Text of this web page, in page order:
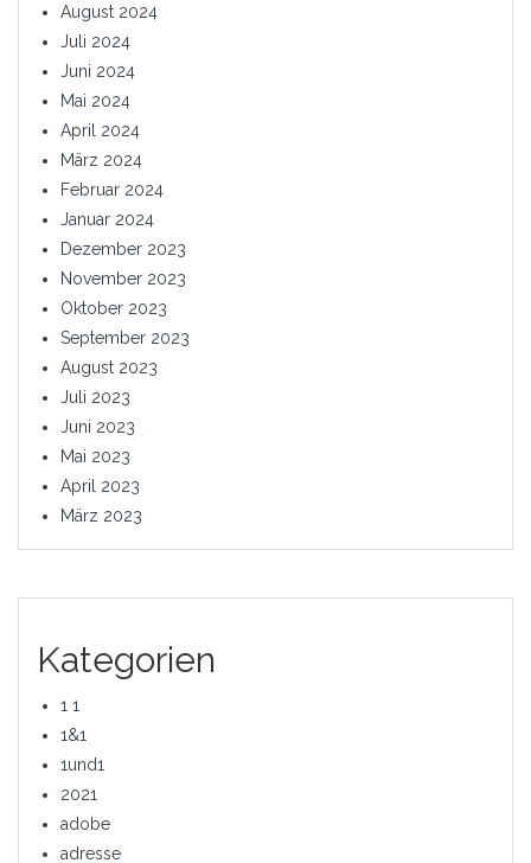
August 2024
Juli 2024
Juni 2024
Mai 2024
April 2024
März 2024
Februar 2024
Januar 2024
Dezember 2023
November 2023
Oktober 2023
September 2023
August 2023
Juli 2023
Juni 2023
Mai 2023
April 2023
März 2023
Kategorien
1 1
1&1
1und1
2021
adobe
adresse